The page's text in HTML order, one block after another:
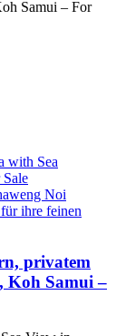
Noi
ihre feinen
privatem
Koh Samui –